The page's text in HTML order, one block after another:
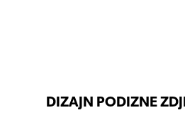
DIZAJN PODIZNE